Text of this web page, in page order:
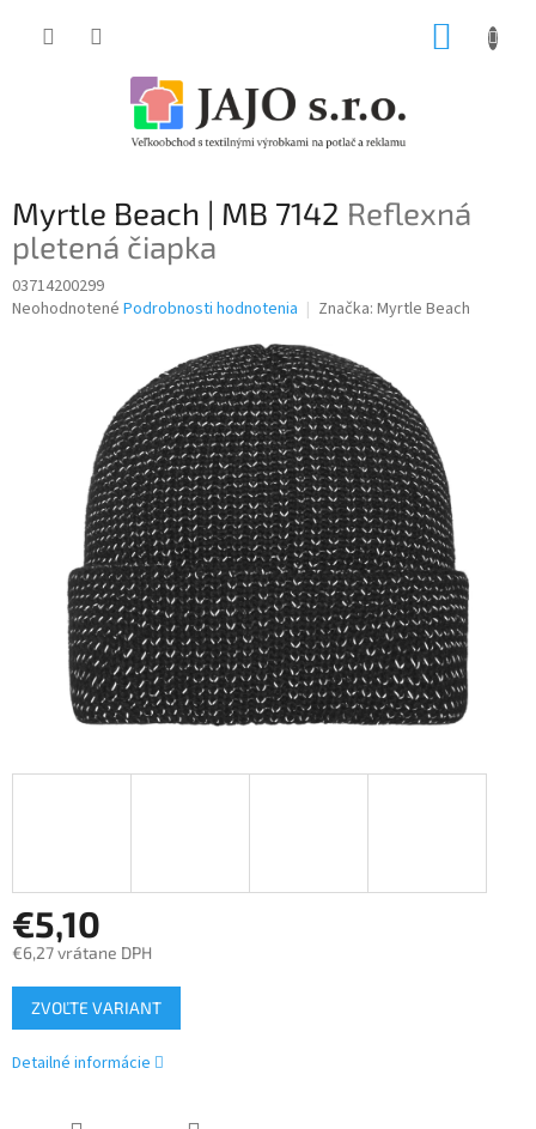
Myrtle Beach | MB 7142 Reflexná
pletená čiapka
03714200299
Priemerné
hviezdičiek.
Neohodnotené Podrobnosti hodnotenia Značka: Myrtle Beach
€5,10
€6,27 vrátane DPH
Jednotková
cena:
ZVOĽTE VARIANT
Detailné informácie